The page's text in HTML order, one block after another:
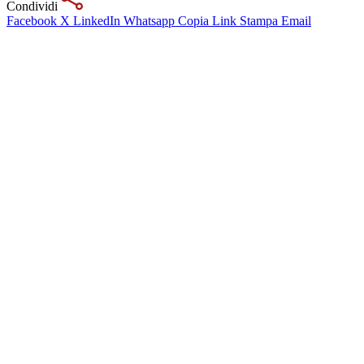
Condividi
Facebook X LinkedIn Whatsapp Copia Link Stampa Email